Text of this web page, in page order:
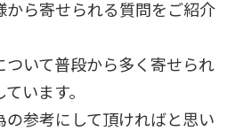
から寄せられる質問をご紹介
ついて普段から多く寄せられ
います。
参考にして頂ければと思い